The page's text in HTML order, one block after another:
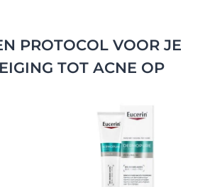
PROTOCOL VOOR JE
TOT ACNE OP